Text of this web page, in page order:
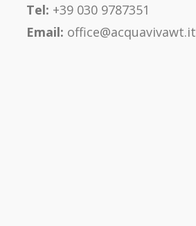
Tel: +39 030 9787351
Email: office@acquavivawt.it